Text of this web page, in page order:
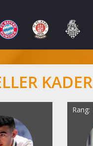
KADER
Rang